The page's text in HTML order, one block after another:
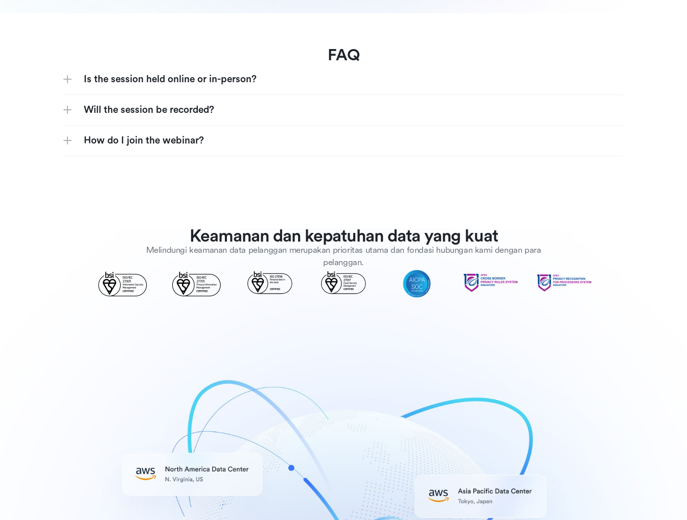
FAQ
Is the session held online or in-person?
Will the session be recorded?
How do I join the webinar?
Keamanan dan kepatuhan data yang kuat
Melindungi keamanan data pelanggan merupakan prioritas utama dan fondasi hubungan kami dengan para
pelanggan.